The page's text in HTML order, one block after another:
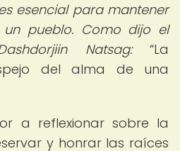
esencial para mantener
pueblo. Como dijo el
Natsag:
La
del alma de una
a reflexionar sobre la
y honrar las raíces